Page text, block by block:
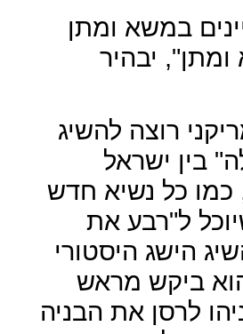
במשא ומתן
יבהיר
רוצה להשיג
בין ישראל
כמו כל נשיא חדש
ל"רבע את
הישג היסטורי
ביקש מראש
לרסן את הבניה